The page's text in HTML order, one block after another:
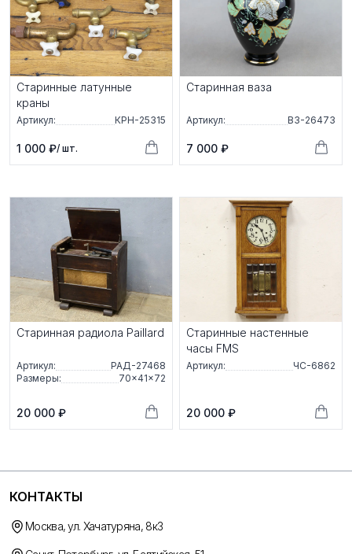
Старинные латунные
краны
Артикул: КРН-25315
1 000 ₽/ шт.
Старинная ваза
Артикул: ВЗ-26473
7 000 ₽
Старинная радиола Paillard
Артикул:
РАД-27468
Размеры:
70×41×72
20 000 ₽
Старинные настенные
часы FMS
Артикул: ЧС-6862
20 000 ₽
КОНТАКТЫ
Москва, ул. Хачатуряна, 8к3